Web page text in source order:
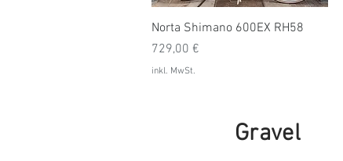
Schnellansicht
Norta Shimano 600EX RH58
Preis
729,00 €
inkl. MwSt.
Gravel